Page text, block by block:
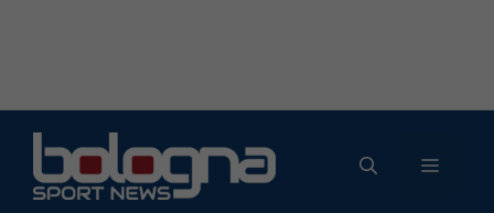
contenuto
MENU